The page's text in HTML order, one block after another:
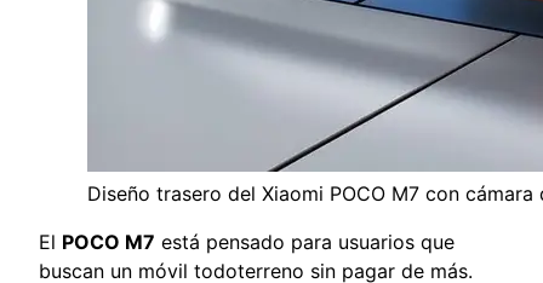
Diseño trasero del Xiaomi POCO M7 con cámara
El POCO M7 está pensado para usuarios que
buscan un móvil todoterreno sin pagar de más.